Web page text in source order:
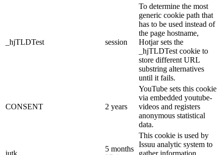
_hjTLDTest session
To determine the most
generic cookie path that
has to be used instead of
the page hostname,
Hotjar sets the
_hjTLDTest cookie to
store different URL
substring alternatives
until it fails.
CONSENT 2 years
YouTube sets this cookie
via embedded youtube-
videos and registers
anonymous statistical
data.
iutk
5 months
This cookie is used by
Issuu analytic system to
gather information